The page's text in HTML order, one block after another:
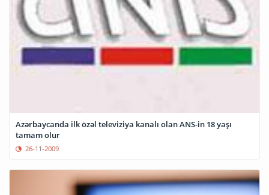
Azərbaycanda ilk özəl televiziya kanalı olan ANS-in 18 yaşı
tamam olur
26-11-2009